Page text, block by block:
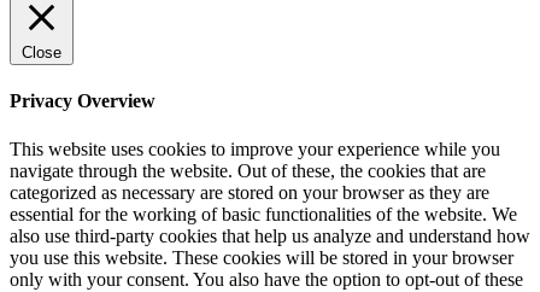
Close
Privacy Overview
This website uses cookies to improve your experience while you
navigate through the website. Out of these, the cookies that are
categorized as necessary are stored on your browser as they are
essential for the working of basic functionalities of the website. We
also use third-party cookies that help us analyze and understand how
you use this website. These cookies will be stored in your browser
only with your consent. You also have the option to opt-out of these